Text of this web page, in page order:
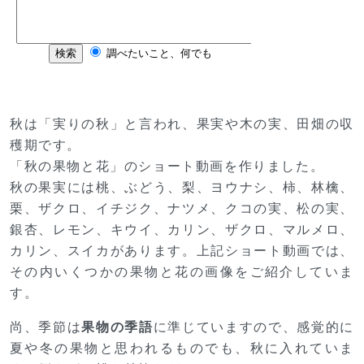
秋は「実りの秋」と言われ、果実や木の実、田畑の収
穫期です。
「秋の果物と花」のショート動画を作りました。
秋の果実には桃、ぶどう、梨、ヨウナシ、柿、林檎、
栗、ザクロ、イチジク、ナツメ、クコの実、松の実、
銀杏、レモン、キウイ、カリン、ザクロ、マルメロ、
カリン、スイカがあります。上記ショート動画では、
その内いくつかの果物と花の画像をご紹介していま
す。
尚、季節は果物の季語に準じていますので、感覚的に
夏や冬の果物と思われるものでも、秋に入れていま